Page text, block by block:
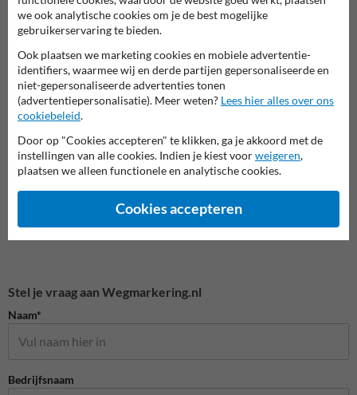
Sjablonen wegmarkering Wegenverf
Stel je vraag aan Wegmarkering.nl
Naam*
Bedrijfsnaam
we ook analytische cookies om je de best mogelijke
gebruikerservaring te bieden.
Ook plaatsen we marketing cookies en mobiele advertentie-
identifiers, waarmee wij en derde partijen gepersonaliseerde en
niet-gepersonaliseerde advertenties tonen
(advertentiepersonalisatie). Meer weten? Lees hier alles over ons
cookiebeleid.
Door op "Cookies accepteren" te klikken, ga je akkoord met de
instellingen van alle cookies. Indien je kiest voorweigeren,
plaatsen we alleen functionele en analytische cookies.
Cookies accepteren